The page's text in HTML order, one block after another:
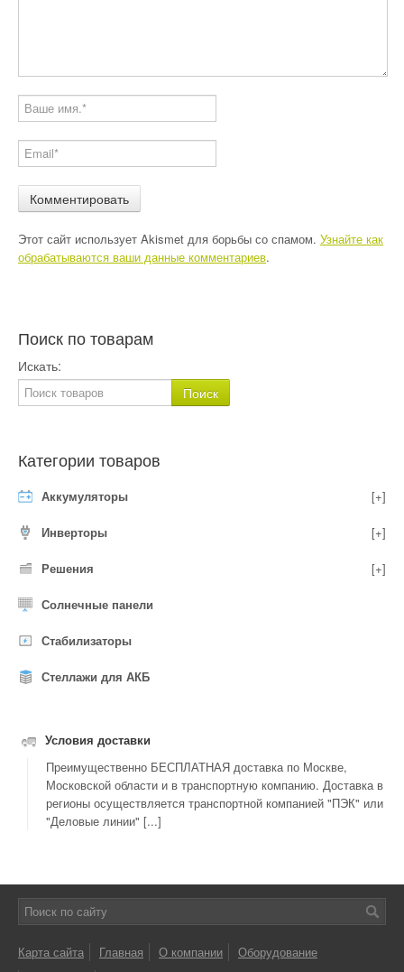
Этот сайт использует Akismet для борьбы со спамом. Узнайте как
обрабатываются ваши данные комментариев.
Поиск по товарам
Искать:
Категории товаров
Аккумуляторы [+]
Инверторы [+]
Решения [+]
Солнечные панели
Стабилизаторы
Стеллажи для АКБ
Условия доставки
Преимущественно БЕСПЛАТНАЯ доставка по Москве,
Московской области и в транспортную компанию. Доставка в
регионы осуществляется транспортной компанией "ПЭК" или
"Деловые линии" [...]
Карта сайта Главная О компании
Оборудование